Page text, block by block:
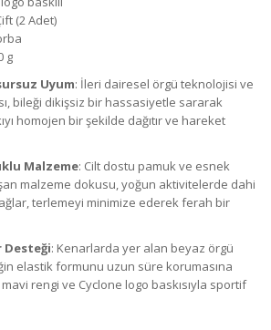
(2 Adet)
g
Uyum: İleri dairesel örgü teknolojisi ve
bileği dikişsiz bir hassasiyetle sararak
homojen bir şekilde dağıtır ve hareket
Malzeme: Cilt dostu pamuk ve esnek
malzeme dokusu, yoğun aktivitelerde dahi
terlemeyi minimize ederek ferah bir
Desteği: Kenarlarda yer alan beyaz örgü
elastik formunu uzun süre korumasına
mavi rengi ve Cyclone logo baskısıyla sportif